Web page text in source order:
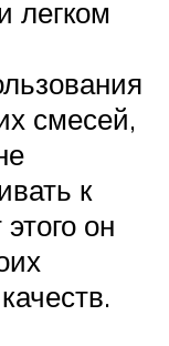
легком
смесей,
к
он